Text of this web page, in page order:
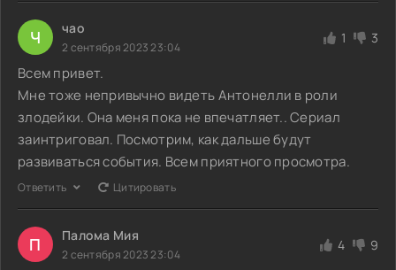
Ч чао
2 сентября 2023 23:04
1 3
Всем привет.
Мне тоже непривычно видеть Антонелли в роли
злодейки. Она меня пока не впечатляет.. Сериал
заинтриговал. Посмотрим, как дальше будут
развиваться события. Всем приятного просмотра.
Ответить Цитировать
П Палома Мия
2 сентября 2023 23:04
4 9